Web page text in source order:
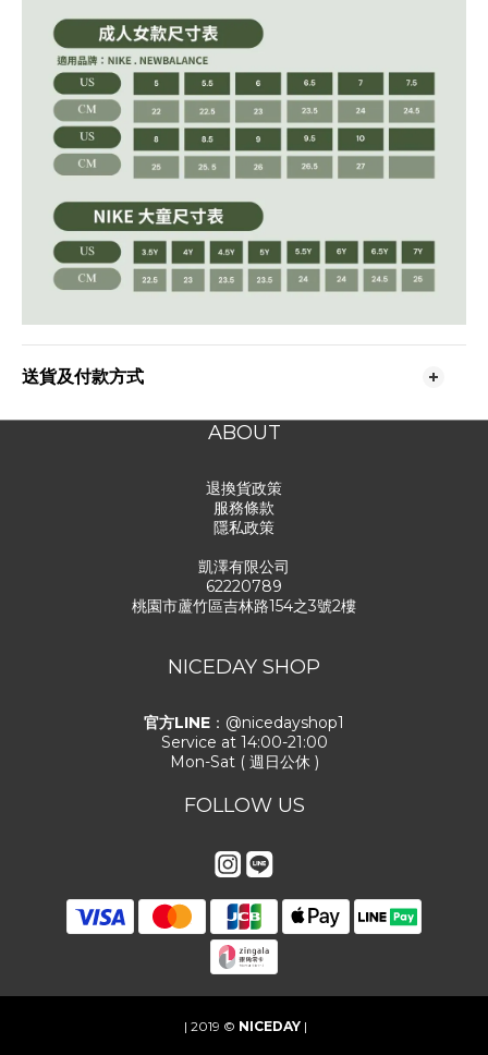
送貨及付款方式
ABOUT
退換貨政策
服務條款
隱私政策
凱澤有限公司
62220789
桃園市蘆竹區吉林路154之3號2樓
NICEDAY SHOP
官方LINE ：@nicedayshop1
Service at 14:00-21:00
Mon-Sat ( 週日公休 )
FOLLOW US
| 2019 © NICEDAY |